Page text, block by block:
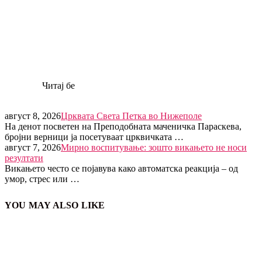
Читај бе
август 8, 2026Црквата Света Петка во Нижеполе
На денот посветен на Преподобната маченичка Параскева,
бројни верници ја посетуваат црквичката …
август 7, 2026Мирно воспитување: зошто викањето не носи
резултати
Викањето често се појавува како автоматска реакција – од
умор, стрес или …
YOU MAY ALSO LIKE